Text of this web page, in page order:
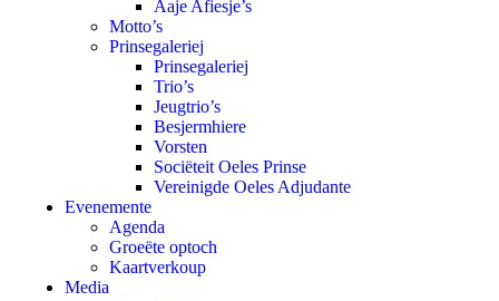
Aaje Afiesje’s
Motto’s
Prinsegaleriej
Prinsegaleriej
Trio’s
Jeugtrio’s
Besjermhiere
Vorsten
Sociëteit Oeles Prinse
Vereinigde Oeles Adjudante
Evenemente
Agenda
Groeëte optoch
Kaartverkoup
Media